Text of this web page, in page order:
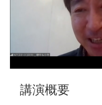
講演概要